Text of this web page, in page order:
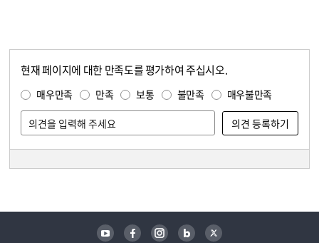
현재 페이지에 대한 만족도를 평가하여 주십시오.
매우만족 만족 보통 불만족 매우불만족
유튜브 페이스북 인스타그램 블로그 트위터